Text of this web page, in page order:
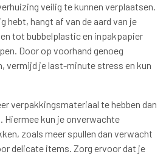
veilig te kunnen verplaatsen.
hebt, hangt af van de aard van je
tot bubbelplastic en inpakpapier
Door op voorhand genoeg
vermijd je last-minute stress en kun
verpakkingsmateriaal te hebben dan
Hiermee kun je onverwachte
zoals meer spullen dan verwacht
delicate items. Zorg ervoor dat je